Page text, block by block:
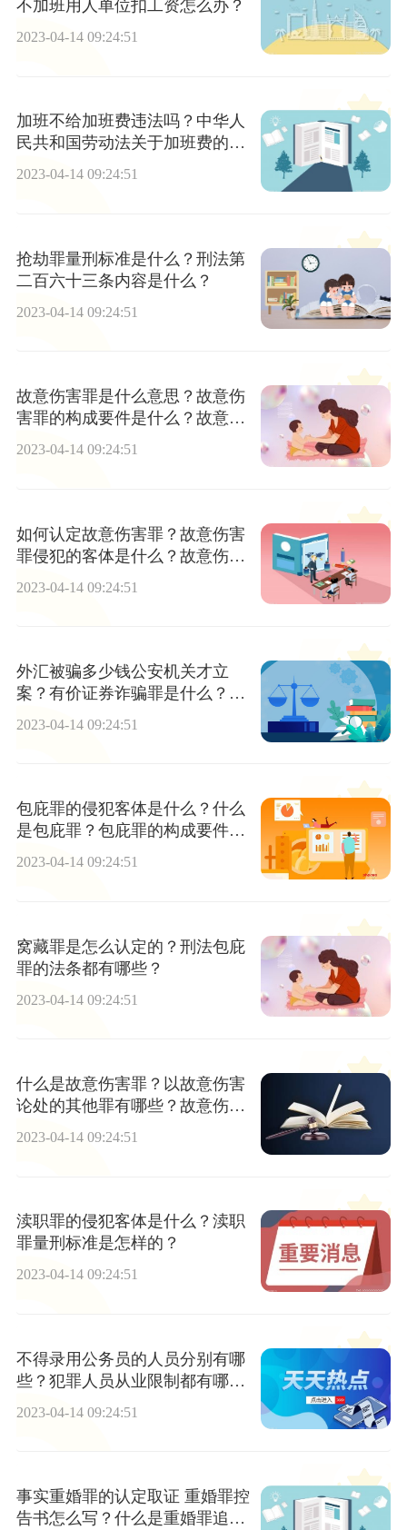
不加班用人单位扣工资怎么办？
2023-04-14 09:24:51
加班不给加班费违法吗？中华人
民共和国劳动法关于加班费的规
定
2023-04-14 09:24:51
抢劫罪量刑标准是什么？刑法第
二百六十三条内容是什么？
2023-04-14 09:24:51
故意伤害罪是什么意思？故意伤
害罪的构成要件是什么？故意伤
害罪案例
2023-04-14 09:24:51
如何认定故意伤害罪？故意伤害
罪侵犯的客体是什么？故意伤害
2023-04-14 09:24:51
外汇被骗多少钱公安机关才立
案？有价证券诈骗罪是什么？外
2023-04-14 09:24:51
包庇罪的侵犯客体是什么？什么
是包庇罪？包庇罪的构成要件为
什么？
2023-04-14 09:24:51
窝藏罪是怎么认定的？刑法包庇
罪的法条都有哪些？
2023-04-14 09:24:51
什么是故意伤害罪？以故意伤害
论处的其他罪有哪些？故意伤害
客观方面是什么？
2023-04-14 09:24:51
渎职罪的侵犯客体是什么？渎职
罪量刑标准是怎样的？
2023-04-14 09:24:51
不得录用公务员的人员分别有哪
些？犯罪人员从业限制都有哪些
2023-04-14 09:24:51
事实重婚罪的认定取证 重婚罪控
告书怎么写？什么是重婚罪追诉